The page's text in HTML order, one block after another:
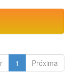
1 Próxima